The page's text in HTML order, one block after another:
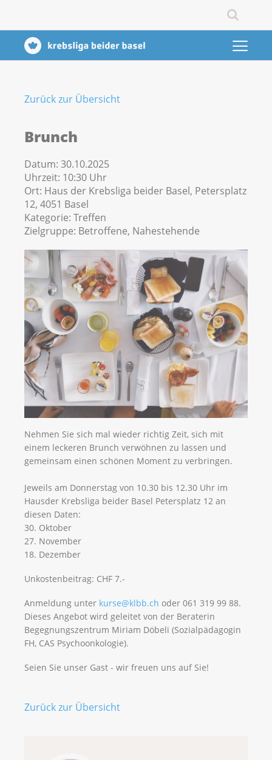
Zurück zur Übersicht
Brunch
Datum: 30.10.2025
Uhrzeit: 10:30 Uhr
Ort: Haus der Krebsliga beider Basel, Petersplatz
12, 4051 Basel
Kategorie: Treffen
Zielgruppe: Betroffene, Nahestehende
Nehmen Sie sich mal wieder richtig Zeit, sich mit
einem leckeren Brunch verwöhnen zu lassen und
gemeinsam einen schönen Moment zu verbringen.
Jeweils am Donnerstag von 10.30 bis 12.30 Uhr im
Hausder Krebsliga beider Basel Petersplatz 12 an
diesen Daten:
30. Oktober
27. November
18. Dezember
Unkostenbeitrag: CHF 7.-
Anmeldung unter kurse@klbb.ch oder 061 319 99 88.
Dieses Angebot wird geleitet von der Beraterin
Begegnungszentrum Miriam Döbeli (Sozialpädagogin
FH, CAS Psychoonkologie).
Seien Sie unser Gast - wir freuen uns auf Sie!
Zurück zur Übersicht